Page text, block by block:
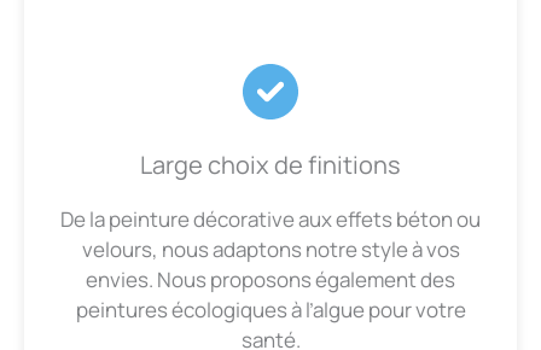
Large choix de finitions
De la peinture décorative aux effets béton ou
velours, nous adaptons notre style à vos
envies. Nous proposons également des
peintures écologiques à l’algue pour votre
santé.